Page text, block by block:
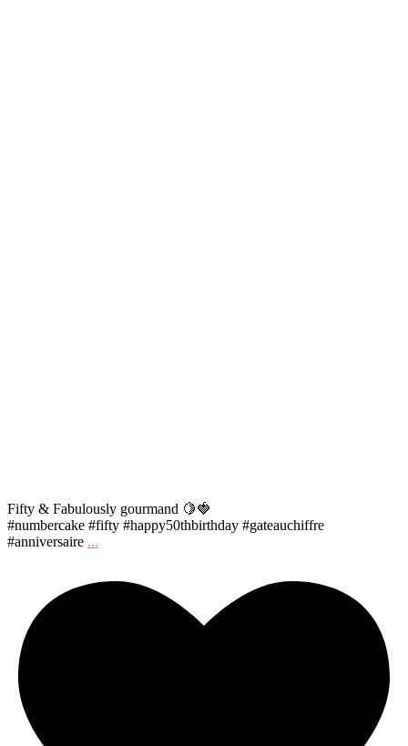
Fifty & Fabulously gourmand 🍋🍓
#numbercake #fifty #happy50thbirthday #gateauchiffre
#anniversaire ...